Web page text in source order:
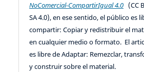
NoComercial-CompartirIgual 4.0 (CC
SA 4.0), en ese sentido, el público es
compartir: Copiar y redistribuir el
en cualquier medio o formato. El
es libre de Adaptar: Remezclar,
y construir sobre el material.